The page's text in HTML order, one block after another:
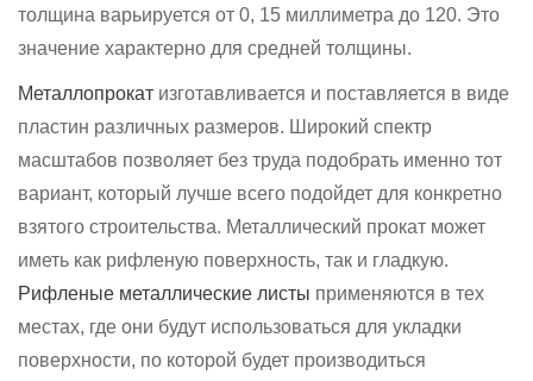
толщина варьируется от 0, 15 миллиметра до 120. Это
значение характерно для средней толщины.
Металлопрокат изготавливается и поставляется в виде
пластин различных размеров. Широкий спектр
масштабов позволяет без труда подобрать именно тот
вариант, который лучше всего подойдет для конкретно
взятого строительства. Металлический прокат может
иметь как рифленую поверхность, так и гладкую.
Рифленые металлические листы применяются в тех
местах, где они будут использоваться для укладки
поверхности, по которой будет производиться